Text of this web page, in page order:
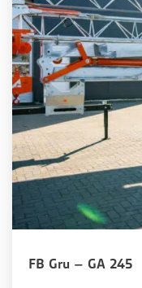
FB Gru – GA 245